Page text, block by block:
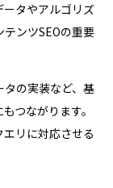
ータやアルゴリズ
ンツSEOの重要
の実装など、基
つながります。
リに対応させる